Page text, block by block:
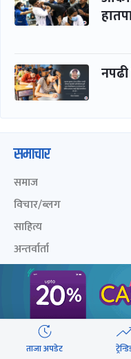
ताजा अपडेट
समाचार
समाज
विचार/ब्लग
साहित्य
अन्तर्वार्ता
खेलकुद़़
जीवनशैली/स्वास्थ्य
प्रवास
अन्तर्राष्ट्रिय